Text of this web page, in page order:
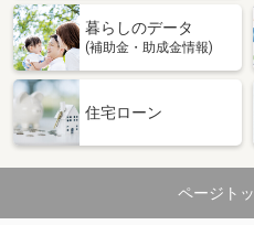
暮らしのデータ
(補助金・助成金情報)
住宅ローン
ページト